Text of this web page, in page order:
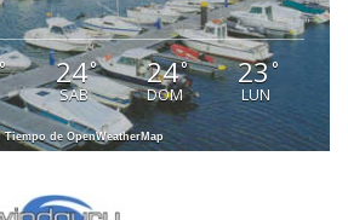
24°
SAB
24°
DOM
23°
LUN
Tiempo de OpenWeatherMap